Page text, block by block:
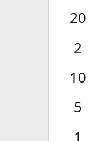
20
2
10
5
1